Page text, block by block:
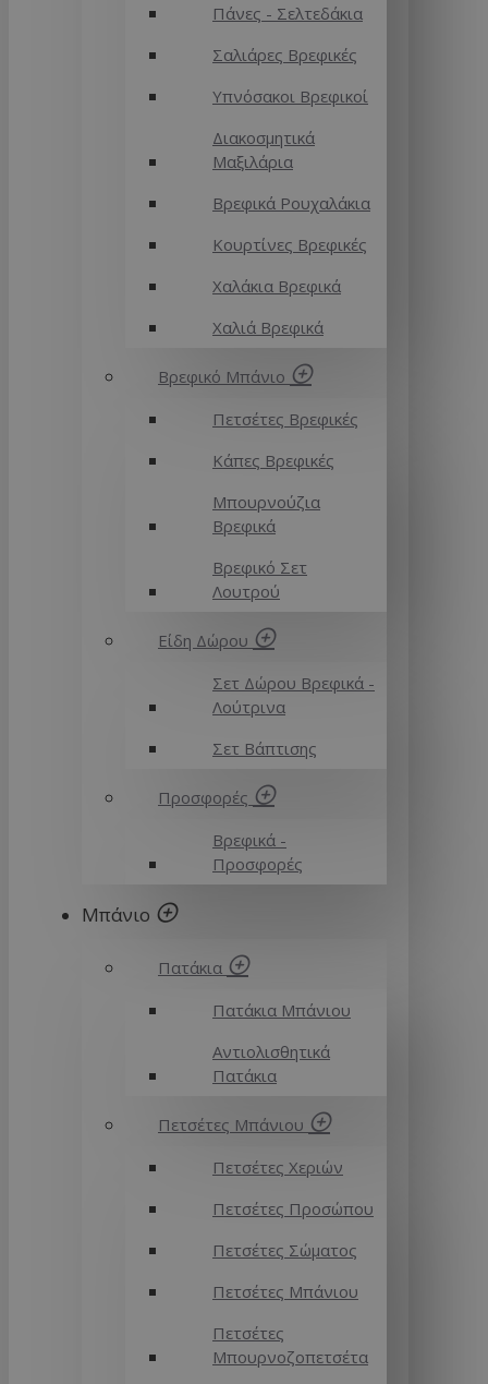
Πάνες - Σελτεδάκια
Σαλιάρες Βρεφικές
Υπνόσακοι Βρεφικοί
Διακοσμητικά
Μαξιλάρια
Βρεφικά Ρουχαλάκια
Κουρτίνες Βρεφικές
Χαλάκια Βρεφικά
Χαλιά Βρεφικά
Βρεφικό Μπάνιο
Πετσέτες Βρεφικές
Κάπες Βρεφικές
Μπουρνούζια
Βρεφικά
Βρεφικό Σετ
Λουτρού
Είδη Δώρου
Σετ Δώρου Βρεφικά -
Λούτρινα
Σετ Βάπτισης
Προσφορές
Βρεφικά -
Προσφορές
Μπάνιο
Πατάκια
Πατάκια Μπάνιου
Αντιολισθητικά
Πατάκια
Πετσέτες Μπάνιου
Πετσέτες Χεριών
Πετσέτες Προσώπου
Πετσέτες Σώματος
Πετσέτες Μπάνιου
Πετσέτες
Μπουρνοζοπετσέτα